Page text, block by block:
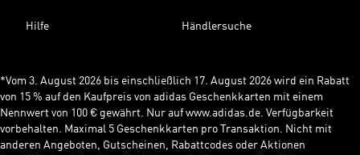
Hilfe Händlersuche
*Vom 3. August 2026 bis einschließlich 17. August 2026 wird ein Rabatt
von 15 % auf den Kaufpreis von adidas Geschenkkarten mit einem
Nennwert von 100 € gewährt. Nur auf www.adidas.de. Verfügbarkeit
vorbehalten. Maximal 5 Geschenkkarten pro Transaktion. Nicht mit
anderen Angeboten, Gutscheinen, Rabattcodes oder Aktionen